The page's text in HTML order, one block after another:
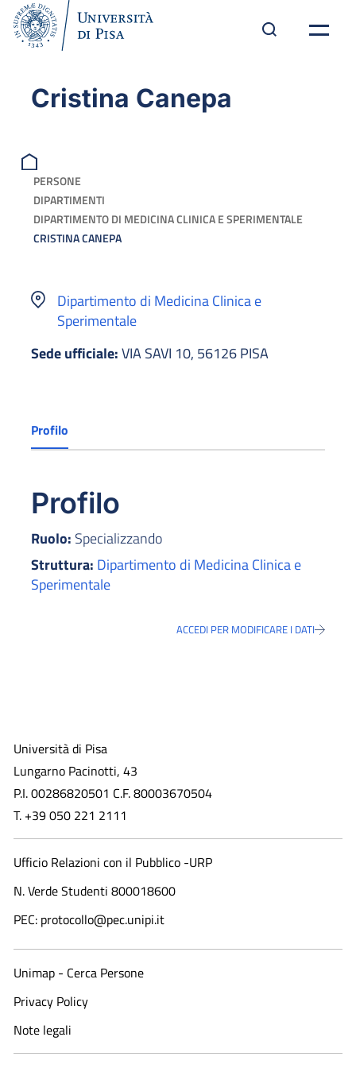
Cristina Canepa
PERSONE
DIPARTIMENTI
DIPARTIMENTO DI MEDICINA CLINICA E SPERIMENTALE
CRISTINA CANEPA
Dipartimento di Medicina Clinica e
Sperimentale
Sede ufficiale:VIA SAVI 10, 56126 PISA
Profilo
Profilo
Ruolo: Specializzando
Struttura: Dipartimento di Medicina Clinica e
Sperimentale
ACCEDI PER MODIFICARE I DATI
Università di Pisa
Lungarno Pacinotti, 43
P.I. 00286820501 C.F. 80003670504
T. +39 050 221 2111
Ufficio Relazioni con il Pubblico -URP
N. Verde Studenti 800018600​
PEC: protocollo@pec.unipi.it
Unimap - Cerca Persone
Privacy Policy
Note legali